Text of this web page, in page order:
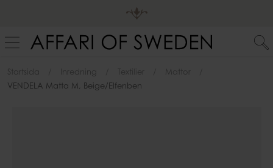
Startsida Inredning Textilier
Mattor
VENDELA Matta M, Beige/elfenben